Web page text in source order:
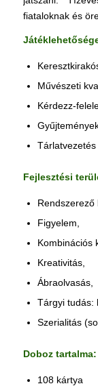
fiataloknak és
Művészeti
Kérdezz-
Tárlatvezetés
Fejlesztési
Rendszerező
Figyelem,
Kombinációs
Kreativitás,
Ábraolvasás,
Tárgyi tudás:
Szerialitás
Doboz tartalma:
108 kártya